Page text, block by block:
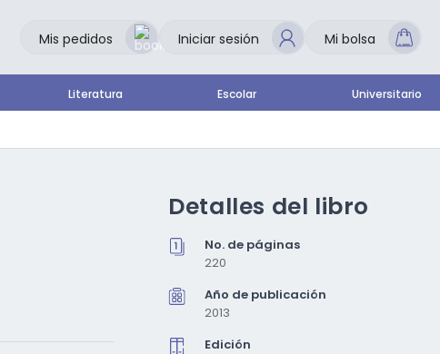
Mis pedidos Iniciar sesión Mi bolsa
Literatura Escolar Universitario
Detalles del libro
No. de páginas
220
Año de publicación
2013
Edición